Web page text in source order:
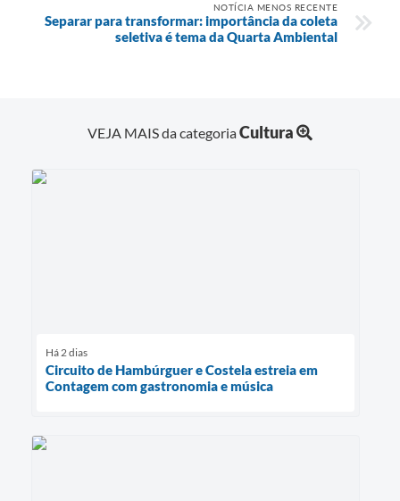
NOTÍCIA MENOS RECENTE
Separar para transformar: importância da coleta
seletiva é tema da Quarta Ambiental
VEJA MAIS da categoriaCultura
Há 2 dias
Circuito de Hambúrguer e Costela estreia em
Contagem com gastronomia e música